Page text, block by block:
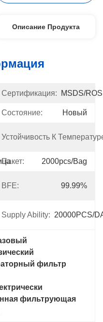
Описание Продукта
Сертификация: MSDS/
Состояние: Новый
Устойчивость К
Пакет: 2000pcs/bag
I
BFE: 99.99%
Supply Ability: 20000PCS/
фильтр
фильтрующая